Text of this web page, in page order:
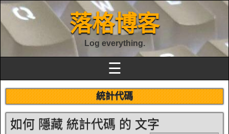
落格博客
Log everything.
☰
統計代碼
如何 隱藏 統計代碼 的 文字